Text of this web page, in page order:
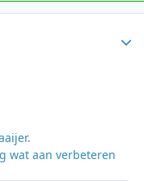
wat aan verbeteren